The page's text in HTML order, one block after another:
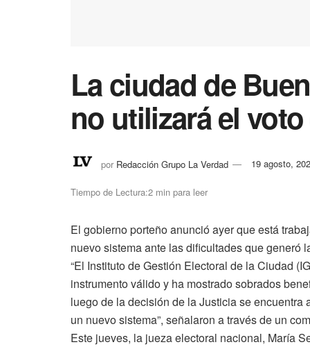
La ciudad de
no utilizará el
por Redacción Grupo La Verdad 19 agosto,
Tiempo de Lectura:2 min para leer
El gobierno porteño anunció ayer que está
nuevo sistema ante las dificultades que generó
“El Instituto de Gestión Electoral de la Ciudad
instrumento válido y ha mostrado sobrados
luego de la decisión de la Justicia se
un nuevo sistema”, señalaron a través de un
Este jueves, la jueza electoral nacional, María